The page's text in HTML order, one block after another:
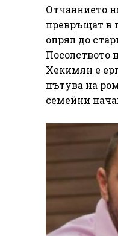
Отчаянието
превръщат в
опрял до
Посолството
Хекимян е
пътува на
семейни